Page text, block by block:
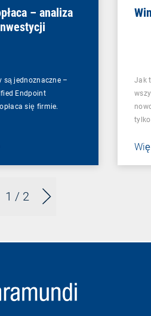
1 / 2
– analiza
są jednoznaczne –
Endpoint
się firmie.
Jak